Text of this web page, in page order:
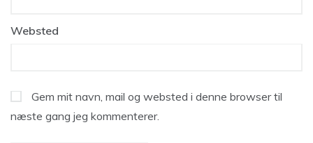
Websted
Gem mit navn, mail og websted i denne browser til
næste gang jeg kommenterer.